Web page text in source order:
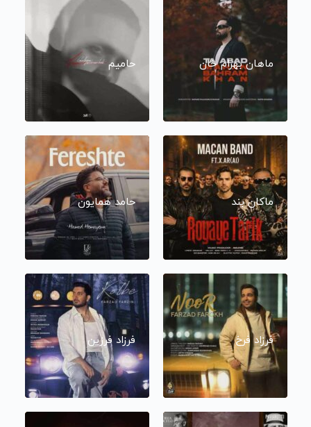
ماهان بهرام خان حامیم
ماکان بند حامد همایون
فرزاد فرخ فرزاد فرزین